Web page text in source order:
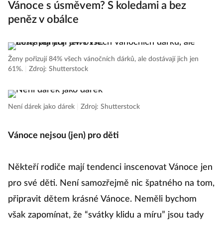
Vánoce s úsměvem? S koledami a bez
peněz v obálce
Ženy pořizují 84% všech vánočních dárků, ale dostávají jich jen
61%.
Zdroj: Shutterstock
Není dárek jako dárek Zdroj: Shutterstock
Vánoce nejsou (jen) pro děti
Někteří rodiče mají tendenci inscenovat Vánoce jen
pro své děti. Není samozřejmě nic špatného na tom,
připravit dětem krásné Vánoce. Neměli bychom
však zapomínat, že “svátky klidu a míru” jsou tady